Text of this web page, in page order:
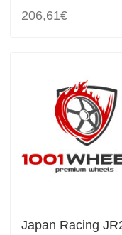
206,61€
Japan Racing